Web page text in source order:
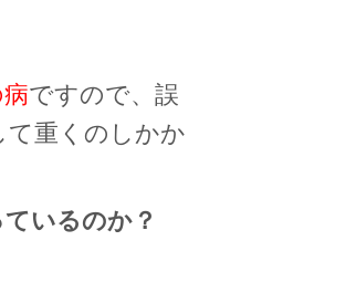
ですので、誤
重くのしかか
ているのか？